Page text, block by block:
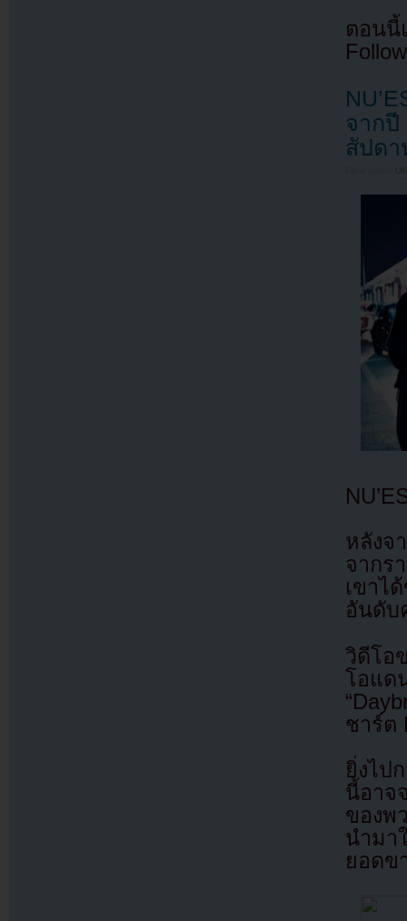
ตอนนี้
จากปี
สัปด
หลังจ
จากร
เขาไ
อันดับ
วิดีโอ
โอแด
ชาร์ต
ยิ่งไป
นี้อาจ
ของพ
นำมา
ยอดข